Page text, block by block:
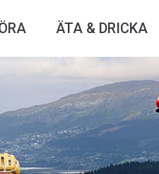
ÄTA & DRICKA